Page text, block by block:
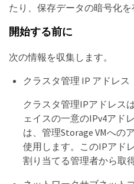
たり、保存データの暗号化を
開始する前に
次の情報を収集します。
クラスタ管理 IP アドレス
クラスタ管理IPアドレス
ェイスの一意のIPv4アド
は、管理Storage VMへの
使用します。このIPアド
割り当てる管理者から取